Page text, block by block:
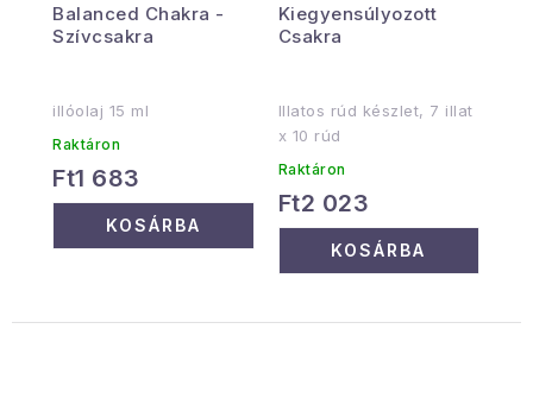
Balanced Chakra -
Szívcsakra
illóolaj 15 ml
Raktáron
Ft1 683
KOSÁRBA
Kiegyensúlyozott
Csakra
Illatos rúd készlet, 7 illat
x 10 rúd
Raktáron
Ft2 023
KOSÁRBA